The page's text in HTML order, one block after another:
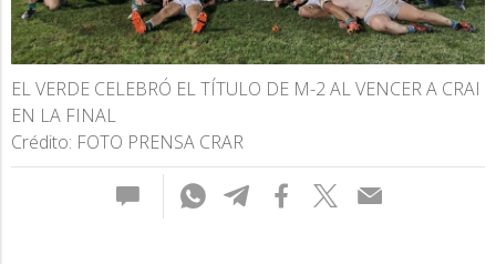
EL VERDE CELEBRÓ EL TÍTULO DE M-2 AL VENCER A CRAI
EN LA FINAL
Crédito: FOTO PRENSA CRAR